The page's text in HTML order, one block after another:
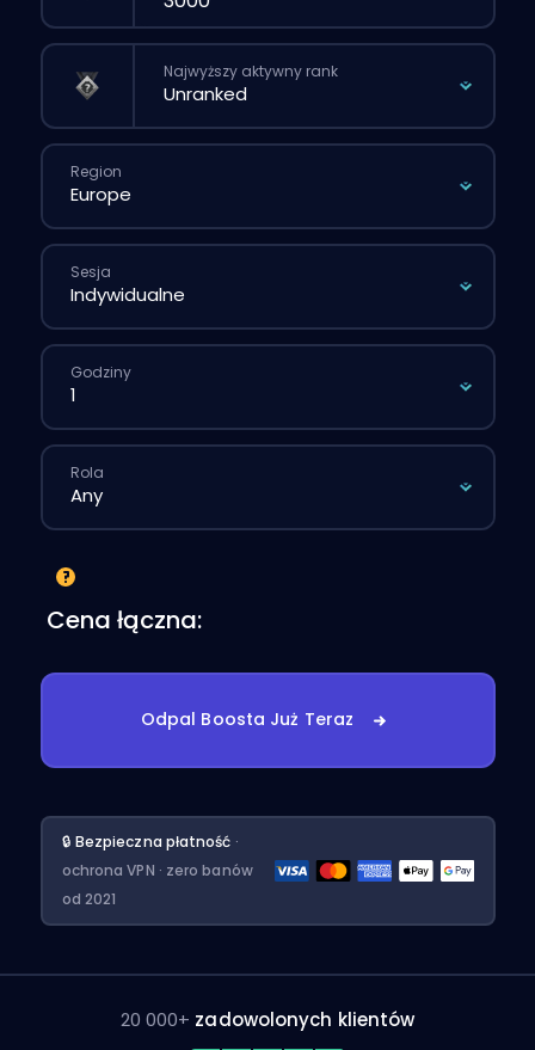
Najwyższy aktywny rank
Region
Sesja
Godziny
Rola
Cena łączna:
Odpal Boosta Już Teraz
🔒 Bezpieczna płatność ·
ochrona VPN · zero banów
od 2021
20 000+ zadowolonych klientów